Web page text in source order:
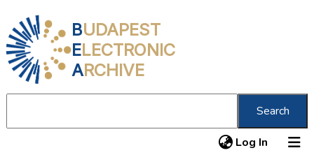
BUDAPEST
ELECTRONIC
ARCHIVE
Search
Log In (current)